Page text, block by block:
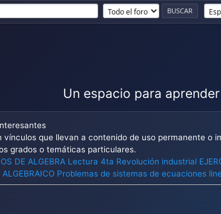
Un espacio para
vínculos que llevan a contenido de uso permanente o
grados o temáticas particulares.
DE ALGEBRA Lectura 4ta Revolución industrial
ALGEBRAICO Problemas de sistemas de ecuaciones